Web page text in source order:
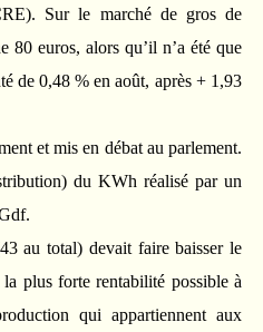
Sur le marché de gros de
80 euros, alors qu’il n’a été que
de 0,48 % en août, après + 1,93
et mis en débat au parlement.
du KWh réalisé par un
au total) devait faire baisser le
plus forte rentabilité possible à
qui appartiennent aux